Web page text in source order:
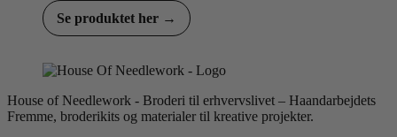
Se produktet her →
House of Needlework - Broderi til erhvervslivet – Haandarbejdets
Fremme, broderikits og materialer til kreative projekter.